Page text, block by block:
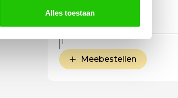
Alles toestaan
Meebestellen